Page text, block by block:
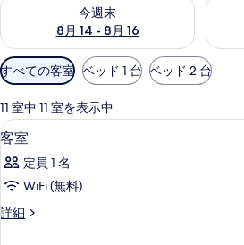
今週末
8月 14 - 8月 16
利
用
可
能
な
客
室
の
絞
すべての客室 ベッド 1 台 ベッド 2 台
11 室中 11 室を表示中
客
室
の
べ
デスク
6
客室
定員 1 名
WiFi (無料)
詳細
客